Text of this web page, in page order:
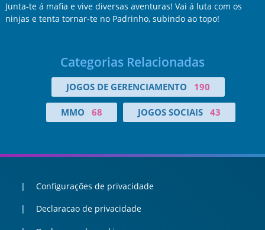
Junta-te á mafia e vive diversas aventuras! Vai á luta com os
ninjas e tenta tornar-te no Padrinho, subindo ao topo!
Categorias Relacionadas
JOGOS DE GERENCIAMENTO 190
MMO 68 JOGOS SOCIAIS 43
Configurações de privacidade
Declaracao de privacidade